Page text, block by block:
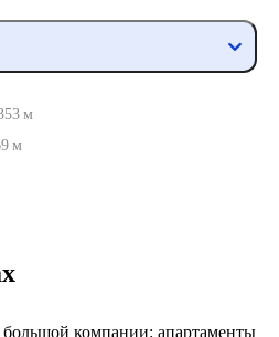
м
м
компании: апартаменты